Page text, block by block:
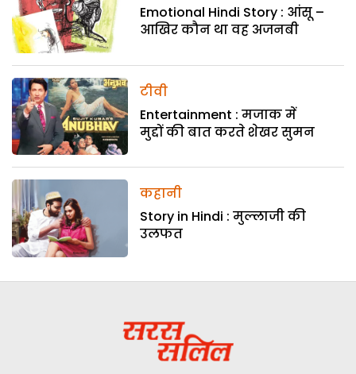
Emotional Hindi Story : आंसू –
आखिर कौन था वह अजनबी
टीवी
Entertainment : मजाक में
मुद्दों की बात करते शेखर सुमन
कहानी
Story in Hindi : मुल्लाजी की
उलफत